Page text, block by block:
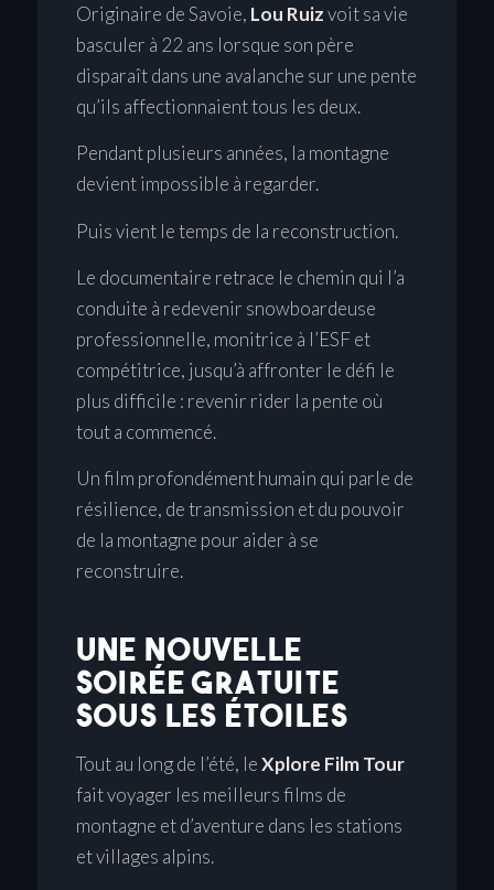
Originaire de Savoie, Lou Ruizvoit sa vie
basculer à 22 ans lorsque son père
disparaît dans une avalanche sur une pente
qu’ils affectionnaient tous les deux.
Pendant plusieurs années, la montagne
devient impossible à regarder.
Puis vient le temps de la reconstruction.
Le documentaire retrace le chemin qui l’a
conduite à redevenir snowboardeuse
professionnelle, monitrice à l’ESF et
compétitrice, jusqu’à affronter le défi le
plus difficile : revenir rider la pente où
tout a commencé.
Un film profondément humain qui parle de
résilience, de transmission et du pouvoir
de la montagne pour aider à se
reconstruire.
UNE NOUVELLE
SOIRÉE GRATUITE
SOUS LES ÉTOILES
Tout au long de l’été, leXplore Film Tour
fait voyager les meilleurs films de
montagne et d’aventure dans les stations
et villages alpins.